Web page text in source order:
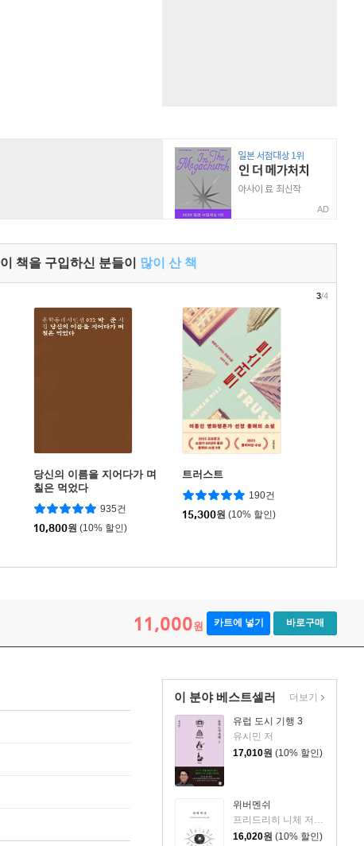
AD
이 책을 구입하신 분들이 많이 산 책
당신의 이름을 지어다가 며
칠은 먹었다
935건
10,800원 (10% 할인)
트러스트
190건
15,300원 (10% 할인)
3/4
11,000원 카트에 넣기 바로구매
이 분야 베스트셀러
유럽 도시 기행 3
유시민 저
17,010원 (10% 할인)
위버멘쉬
프리드리히 니체 저/어나니머스 역
16,020원 (10% 할인)
더보기